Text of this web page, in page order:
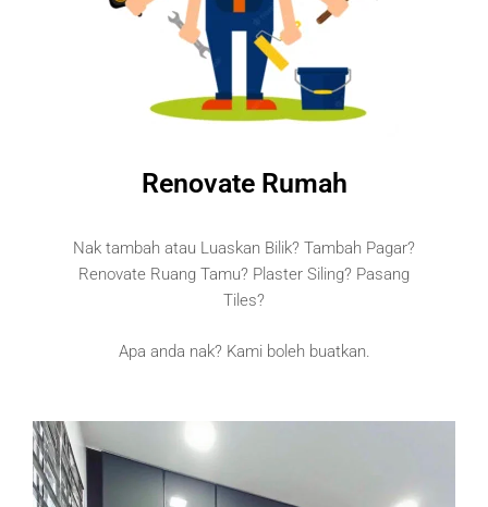
Renovate Rumah
Nak tambah atau Luaskan Bilik? Tambah Pagar?
Renovate Ruang Tamu? Plaster Siling? Pasang
Tiles?
Apa anda nak? Kami boleh buatkan.